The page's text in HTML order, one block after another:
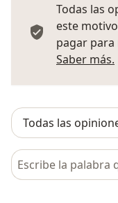
Todas las
este
pagar
Saber más.
Busca en opiniones